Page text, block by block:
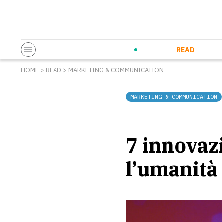
READ
HOME > READ > MARKETING & COMMUNICATION
MARKETING & COMMUNICATION
7